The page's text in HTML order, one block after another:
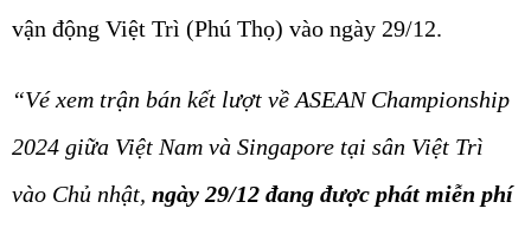
vận động Việt Trì (Phú Thọ) vào ngày 29/12.
“Vé xem trận bán kết lượt về ASEAN Championship
2024 giữa Việt Nam và Singapore tại sân Việt Trì
vào Chủ nhật, ngày 29/12 đang được phát miễn phí